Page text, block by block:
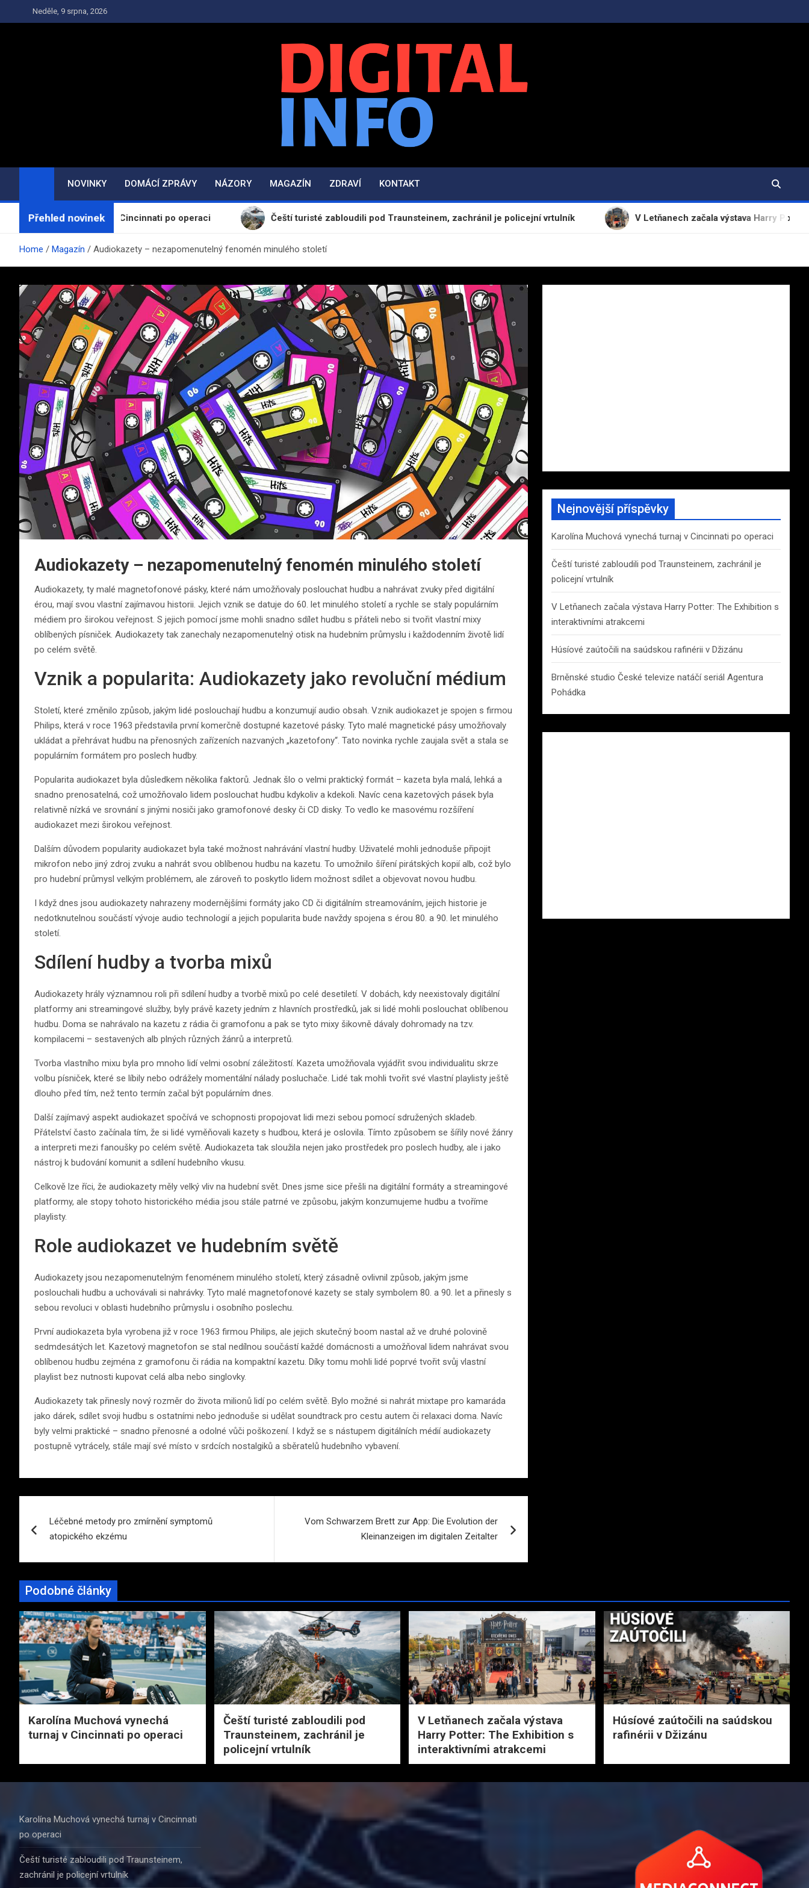
to
Neděle, 9 srpna, 2026
Digital-Info.cz
NOVINKY DOMÁCÍ ZPRÁVY NÁZORY MAGAZÍN ZDRAVÍ KONTAKT
Přehled novinek
turnaj v Cincinnati po operaci Čeští turisté zabloudili pod Traunsteinem, zachránil je policejní vrtulník V Letňanech začala výstava Harry Potter: The
Home Magazín Audiokazety – nezapomenutelný fenomén minulého století
Audiokazety – nezapomenutelný fenomén minulého století
Audiokazety, ty malé magnetofonové pásky, které nám umožňovaly poslouchat hudbu a nahrávat zvuky před digitální
érou, mají svou vlastní zajímavou historii. Jejich vznik se datuje do 60. let minulého století a rychle se staly populárním
médiem pro širokou veřejnost. S jejich pomocí jsme mohli snadno sdílet hudbu s přáteli nebo si tvořit vlastní mixy
oblíbených písniček. Audiokazety tak zanechaly nezapomenutelný otisk na hudebním průmyslu i každodenním životě lidí
po celém světě.
Vznik a popularita: Audiokazety jako revoluční médium
Století, které změnilo způsob, jakým lidé poslouchají hudbu a konzumují audio obsah. Vznik audiokazet je spojen s firmou
Philips, která v roce 1963 představila první komerčně dostupné kazetové pásky. Tyto malé magnetické pásy umožňovaly
ukládat a přehrávat hudbu na přenosných zařízeních nazvaných „kazetofony“. Tato novinka rychle zaujala svět a stala se
populárním formátem pro poslech hudby.
Popularita audiokazet byla důsledkem několika faktorů. Jednak šlo o velmi praktický formát – kazeta byla malá, lehká a
snadno prenosatelná, což umožňovalo lidem poslouchat hudbu kdykoliv a kdekoli. Navíc cena kazetových pásek byla
relativně nízká ve srovnání s jinými nosiči jako gramofonové desky či CD disky. To vedlo ke masovému rozšíření
audiokazet mezi širokou veřejnost.
Dalším důvodem popularity audiokazet byla také možnost nahrávání vlastní hudby. Uživatelé mohli jednoduše připojit
mikrofon nebo jiný zdroj zvuku a nahrát svou oblíbenou hudbu na kazetu. To umožnilo šíření pirátských kopií alb, což bylo
pro hudební průmysl velkým problémem, ale zároveň to poskytlo lidem možnost sdílet a objevovat novou hudbu.
I když dnes jsou audiokazety nahrazeny modernějšími formáty jako CD či digitálním streamováním, jejich historie je
nedotknutelnou součástí vývoje audio technologií a jejich popularita bude navždy spojena s érou 80. a 90. let minulého
století.
Sdílení hudby a tvorba mixů
Audiokazety hrály významnou roli při sdílení hudby a tvorbě mixů po celé desetiletí. V dobách, kdy neexistovaly digitální
platformy ani streamingové služby, byly právě kazety jedním z hlavních prostředků, jak si lidé mohli poslouchat oblíbenou
hudbu. Doma se nahrávalo na kazetu z rádia či gramofonu a pak se tyto mixy šikovně dávaly dohromady na tzv.
kompilacemi – sestavených alb plných různých žánrů a interpretů.
Tvorba vlastního mixu byla pro mnoho lidí velmi osobní záležitostí. Kazeta umožňovala vyjádřit svou individualitu skrze
volbu písniček, které se líbily nebo odrážely momentální nálady posluchače. Lidé tak mohli tvořit své vlastní playlisty ještě
dlouho před tím, než tento termín začal být populárním dnes.
Další zajímavý aspekt audiokazet spočívá ve schopnosti propojovat lidi mezi sebou pomocí sdružených skladeb.
Přátelství často začínala tím, že si lidé vyměňovali kazety s hudbou, která je oslovila. Tímto způsobem se šířily nové žánry
a interpreti mezi fanoušky po celém světě. Audiokazeta tak sloužila nejen jako prostředek pro poslech hudby, ale i jako
nástroj k budování komunit a sdílení hudebního vkusu.
Celkově lze říci, že audiokazety měly velký vliv na hudební svět. Dnes jsme sice přešli na digitální formáty a streamingové
platformy, ale stopy tohoto historického média jsou stále patrné ve způsobu, jakým konzumujeme hudbu a tvoříme
playlisty.
Role audiokazet ve hudebním světě
Audiokazety jsou nezapomenutelným fenoménem minulého století, který zásadně ovlivnil způsob, jakým jsme
poslouchali hudbu a uchovávali si nahrávky. Tyto malé magnetofonové kazety se staly symbolem 80. a 90. let a přinesly s
sebou revoluci v oblasti hudebního průmyslu i osobního poslechu.
První audiokazeta byla vyrobena již v roce 1963 firmou Philips, ale jejich skutečný boom nastal až ve druhé polovině
sedmdesátých let. Kazetový magnetofon se stal nedílnou součástí každé domácnosti a umožňoval lidem nahrávat svou
oblíbenou hudbu zejména z gramofonu či rádia na kompaktní kazetu. Díky tomu mohli lidé poprvé tvořit svůj vlastní
playlist bez nutnosti kupovat celá alba nebo singlovky.
Audiokazety tak přinesly nový rozměr do života milionů lidí po celém světě. Bylo možné si nahrát mixtape pro kamaráda
jako dárek, sdílet svoji hudbu s ostatními nebo jednoduše si udělat soundtrack pro cestu autem či relaxaci doma. Navíc
byly velmi praktické – snadno přenosné a odolné vůči poškození. I když se s nástupem digitálních médií audiokazety
postupně vytrácely, stále mají své místo v srdcích nostalgiků a sběratelů hudebního vybavení.
pro
příspěvek
Léčebné metody pro zmírnění symptomů
atopického ekzému
Vom Schwarzem Brett zur App: Die Evolution der
Kleinanzeigen im digitalen Zeitalter
Nejnovější příspěvky
Karolína Muchová vynechá turnaj v Cincinnati po operaci
Čeští turisté zabloudili pod Traunsteinem, zachránil je
policejní vrtulník
V Letňanech začala výstava Harry Potter: The Exhibition s
interaktivními atrakcemi
Húsíové zaútočili na saúdskou rafinérii v Džizánu
Brněnské studio České televize natáčí seriál Agentura
Pohádka
Podobné články
Karolína Muchová vynechá
turnaj v Cincinnati po operaci
Čeští turisté zabloudili pod
Traunsteinem, zachránil je
policejní vrtulník
V Letňanech začala výstava
Harry Potter: The Exhibition s
interaktivními atrakcemi
Húsíové zaútočili na saúdskou
rafinérii v Džizánu
Karolína Muchová vynechá turnaj v Cincinnati
po operaci
Čeští turisté zabloudili pod Traunsteinem,
zachránil je policejní vrtulník